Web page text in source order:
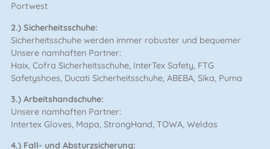
Portwest
2.) Sicherheitsschuhe:
Sicherheitsschuhe werden immer robuster und bequemer
Unsere namhaften Partner:
Haix, Cofra Sicherheitsschuhe, InterTex Safety, FTG
Safetyshoes, Ducati Sicherheitsschuhe, ABEBA, Sika, Puma
3.) Arbeitshandschuhe:
Unsere namhaften Partner:
Intertex Gloves, Mapa, StrongHand, TOWA, Weldas
4.) Fall- und Absturzsicherung: